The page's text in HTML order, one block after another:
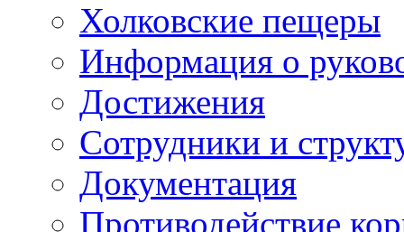
Холковские пещеры
Информация о
Достижения
Сотрудники и
Документация
Противодействие